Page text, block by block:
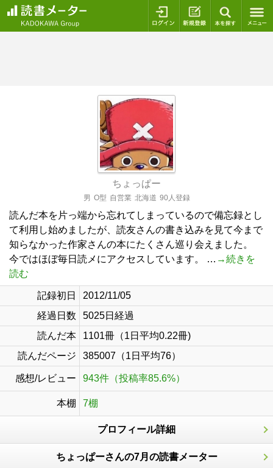
ログイン 新規登録
ちょっぱー
男 O型 自営業 北海道 90人登録
読んだ本を片っ端から忘れてしまっているので備忘録とし
て利用し始めましたが、読友さんの書き込みを見て今まで
知らなかった作家さんの本にたくさん巡り会えました。
今ではほぼ毎日読メにアクセスしています。 … →続きを
読む
記録初日
2012/11/05
経過日数
5025日経過
読んだ本
1101冊（1日平均0.22冊)
読んだページ
385007（1日平均76）
感想/レビュー 943件（投稿率85.6%）
本棚 7棚
プロフィール詳細
ちょっぱーさんの7月の読書メーター